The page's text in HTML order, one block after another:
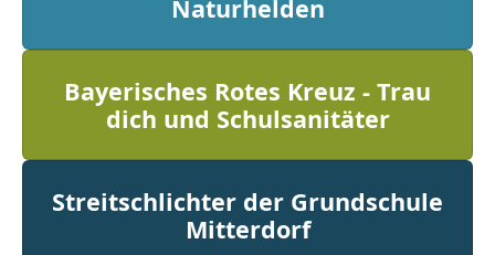
Naturhelden
Bayerisches Rotes Kreuz - Trau
dich und Schulsanitäter
Streitschlichter der Grundschule
Mitterdorf